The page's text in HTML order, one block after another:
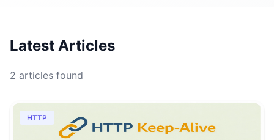
Latest Articles
2 articles found
HTTP